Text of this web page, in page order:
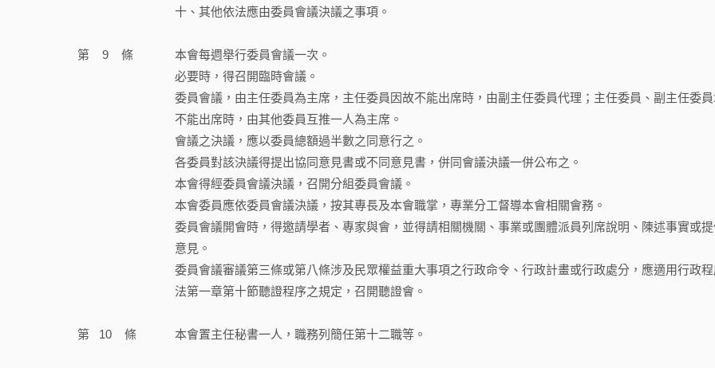
十、其他依法應由委員會議決議之事項。
第 9 條
本會每週舉行委員會議一次。
必要時，得召開臨時會議。
委員會議，由主任委員為主席，主任委員因故不能出席時，由副主任委員代理；主任委員、副主任委
不能出席時，由其他委員互推一人為主席。
會議之決議，應以委員總額過半數之同意行之。
各委員對該決議得提出協同意見書或不同意見書，併同會議決議一併公布之。
本會得經委員會議決議，召開分組委員會議。
本會委員應依委員會議決議，按其專長及本會職掌，專業分工督導本會相關會務。
委員會議開會時，得邀請學者、專家與會，並得請相關機關、事業或團體派員列席說明、陳述事實或
意見。
委員會議審議第三條或第八條涉及民眾權益重大事項之行政命令、行政計畫或行政處分，應適用行政
法第一章第十節聽證程序之規定，召開聽證會。
第 10 條 本會置主任秘書一人，職務列簡任第十二職等。